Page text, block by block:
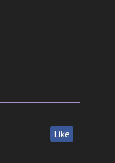
Like